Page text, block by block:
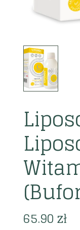
65.90zł